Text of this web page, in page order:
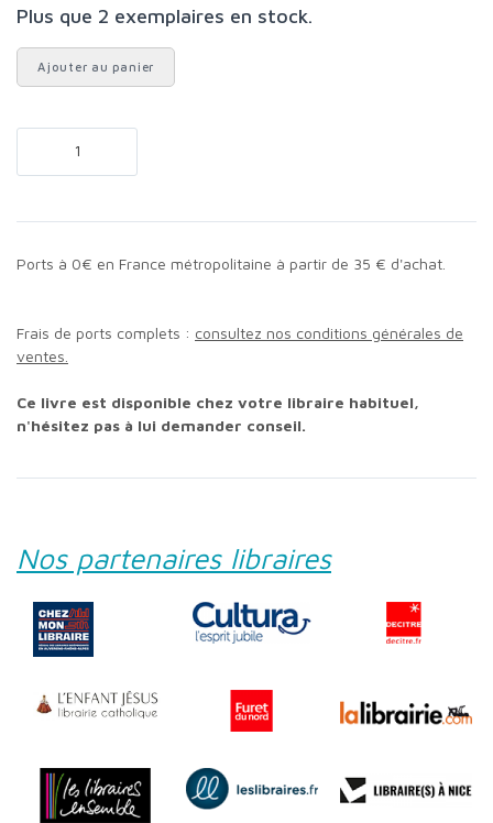
Plus que 2 exemplaires en stock.
Ajouter au panier
Ports à 0€ en France métropolitaine à partir de 35 € d'achat.
Frais de ports complets : consultez nos conditions générales de
ventes.
Ce livre est disponible chez votre libraire habituel,
n'hésitez pas à lui demander conseil.
Nos partenaires libraires